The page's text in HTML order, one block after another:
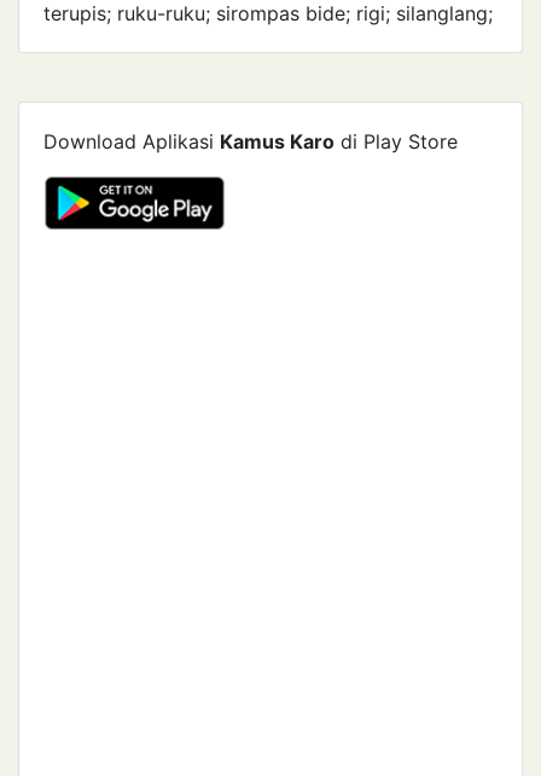
terupis; ruku-ruku; sirompas bide; rigi; silanglang;
Download Aplikasi Kamus Karo di Play Store